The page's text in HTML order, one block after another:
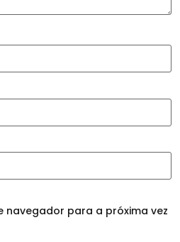
navegador para a próxima vez